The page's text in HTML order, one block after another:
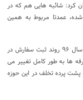
کرد: شائبه هایی هم که در
عمدتا مربوط به همین
فولادگر اظهار داشت: در فاصله دی ماه ۹۵ تا آخر سال ۹۶ روند ثبت سفارش در
ها به طور کامل تغییر می
پرده تخلف در این حوزه